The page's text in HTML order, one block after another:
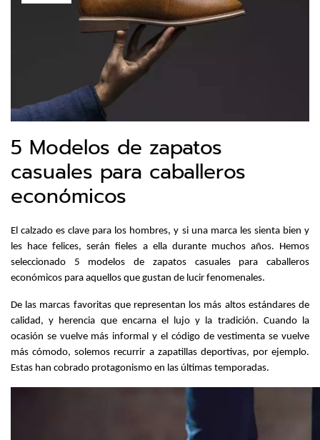
5 Modelos de zapatos
casuales para caballeros
económicos
El calzado es clave para los hombres, y si una marca les sienta bien y
les hace felices, serán fieles a ella durante muchos años. Hemos
seleccionado 5 modelos de zapatos casuales para caballeros
económicos para aquellos que gustan de lucir fenomenales.
De las marcas favoritas que representan los más altos estándares de
calidad, y herencia que encarna el lujo y la tradición. Cuando la
ocasión se vuelve más informal y el código de vestimenta se vuelve
más cómodo, solemos recurrir a zapatillas deportivas, por ejemplo.
Estas han cobrado protagonismo en las últimas temporadas.